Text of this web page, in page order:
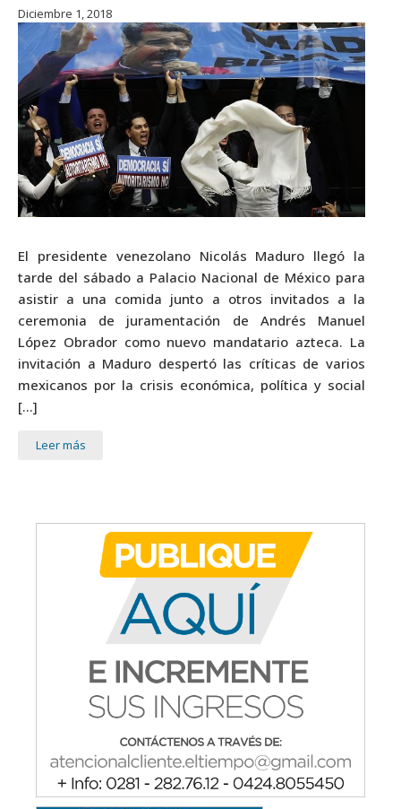
Diciembre 1, 2018
El presidente venezolano Nicolás Maduro llegó la
tarde del sábado a Palacio Nacional de México para
asistir a una comida junto a otros invitados a la
ceremonia de juramentación de Andrés Manuel
López Obrador como nuevo mandatario azteca. La
invitación a Maduro despertó las críticas de varios
mexicanos por la crisis económica, política y social
[…]
Leer más